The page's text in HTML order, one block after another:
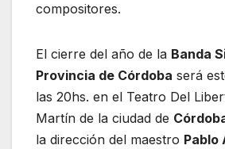
compositores.
El cierre del año de la Banda
Provincia de Córdoba será
las 20hs. en el Teatro Del
Martín de la ciudad de
la dirección del maestro Pablo